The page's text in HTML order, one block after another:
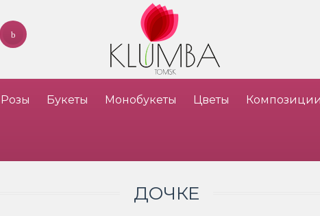
Розы Букеты Монобукеты Цветы Композиции
ДОЧКЕ